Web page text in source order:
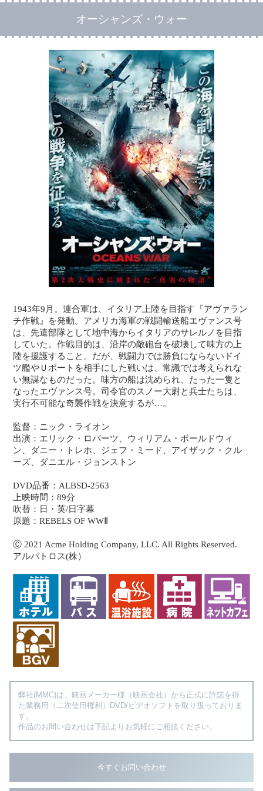
オーシャンズ・ウォー
1943年9月。連合軍は、イタリア上陸を目指す『アヴァラン
チ作戦』を発動。アメリカ海軍の戦闘輸送船エヴァンス号
は、先遣部隊として地中海からイタリアのサレルノを目指
していた。作戦目的は、沿岸の敵砲台を破壊して味方の上
陸を援護すること。だが、戦闘力では勝負にならないドイ
ツ艦やＵボートを相手にした戦いは、常識では考えられな
い無謀なものだった。味方の船は沈められ、たった一隻と
なったエヴァンス号。司令官のスノー大尉と兵士たちは、
実行不可能な奇襲作戦を決意するが…。
監督：ニック・ライオン
出演：エリック・ロバーツ、ウィリアム・ボールドウィ
ン、ダニー・トレホ、ジェフ・ミード、アイザック・クル
ーズ、ダニエル・ジョンストン
DVD品番：ALBSD-2563
上映時間：89分
吹替：日・英/日字幕
原題：REBELS OF WWⅡ
Ⓒ 2021 Acme Holding Company, LLC. All Rights Reserved.
アルバトロス(株）
弊社(MMC)は、映画メーカー様（映画会社）から正式に許諾を得
た業務用（二次使用権利）DVD/ビデオソフトを取り扱っておりま
す。
作品のお問い合わせは下記よりお気軽にご相談ください。
今すぐお問い合わせ